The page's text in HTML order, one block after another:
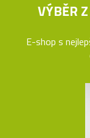
VÝBĚR
E-shop s